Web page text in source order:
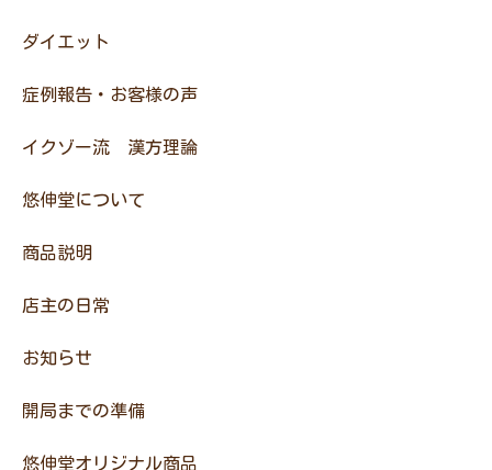
ダイエット
症例報告・お客様の声
イクゾー流 漢方理論
悠伸堂について
商品説明
店主の日常
お知らせ
開局までの準備
悠伸堂オリジナル商品